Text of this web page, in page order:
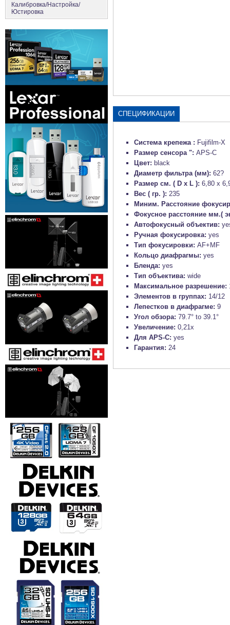
Калибровка/Настройка/
Юстировка
СПЕЦИФИКАЦИИ
Система крепежа : Fujifilm-X
Размер сенсора ": APS-C
Цвет: black
Диаметр фильтра (мм): 62?
Размер см. ( D x L ): 6,80 x
Вес ( гр. ): 235
Миним. Расстояние
Фокусное расстояние мм.(
Автофокусный объектив:
Ручная фокусировка: yes
Тип фокусировки: AF+MF
Кольцо диафрагмы: yes
Бленда: yes
Тип объектива: wide
Максимальное разрешение:
Элементов в группах: 14/12
Лепестков в диафрагме: 9
Угол обзора: 79.7° to 39.1°
Увеличение: 0,21x
Для APS-C: yes
Гарантия: 24